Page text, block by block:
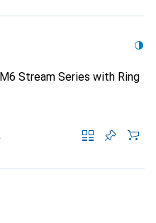
Stream Series with Ring